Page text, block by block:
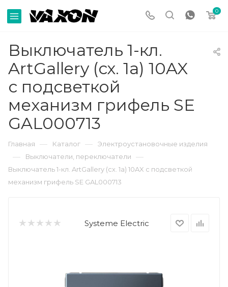
0
Выключатель 1-кл.
ArtGallery (сх. 1а) 10AX
с подсветкой
механизм грифель SE
GAL000713
Главная — Каталог — Электроустановочные изделия
— Выключатели, переключатели —
Выключатель 1-кл. ArtGallery (сх. 1а) 10AX с подсветкой
механизм грифель SE GAL000713
Systeme Electric